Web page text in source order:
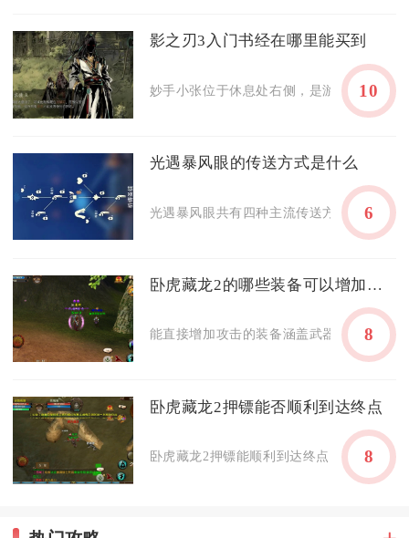
影之刃3入门书经在哪里能买到
妙手小张位于休息处右侧，是游戏前期解
10
光遇暴风眼的传送方式是什么
光遇暴风眼共有四种主流传送方式，分别
6
卧虎藏龙2的哪些装备可以增加攻击
能直接增加攻击的装备涵盖武器、首饰、
8
卧虎藏龙2押镖能否顺利到达终点
卧虎藏龙2押镖能顺利到达终点，只要做好
8